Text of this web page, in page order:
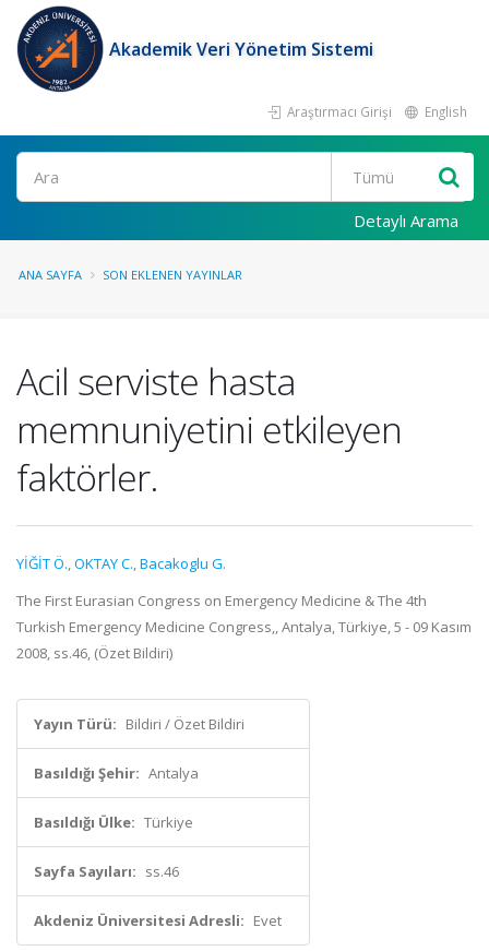
Akademik Veri Yönetim Sistemi
Araştırmacı Girişi English
Ara
Detaylı Arama
ANA SAYFA SON EKLENEN YAYINLAR
Acil serviste hasta
memnuniyetini etkileyen
faktörler.
YİĞİT Ö.,OKTAY C.,Bacakoglu G.
The First Eurasian Congress on Emergency Medicine & The 4th
Turkish Emergency Medicine Congress,, Antalya, Türkiye, 5 - 09 Kasım
2008, ss.46, (Özet Bildiri)
Yayın Türü: Bildiri / Özet Bildiri
Basıldığı Şehir: Antalya
Basıldığı Ülke: Türkiye
Sayfa Sayıları: ss.46
Akdeniz Üniversitesi Adresli: Evet